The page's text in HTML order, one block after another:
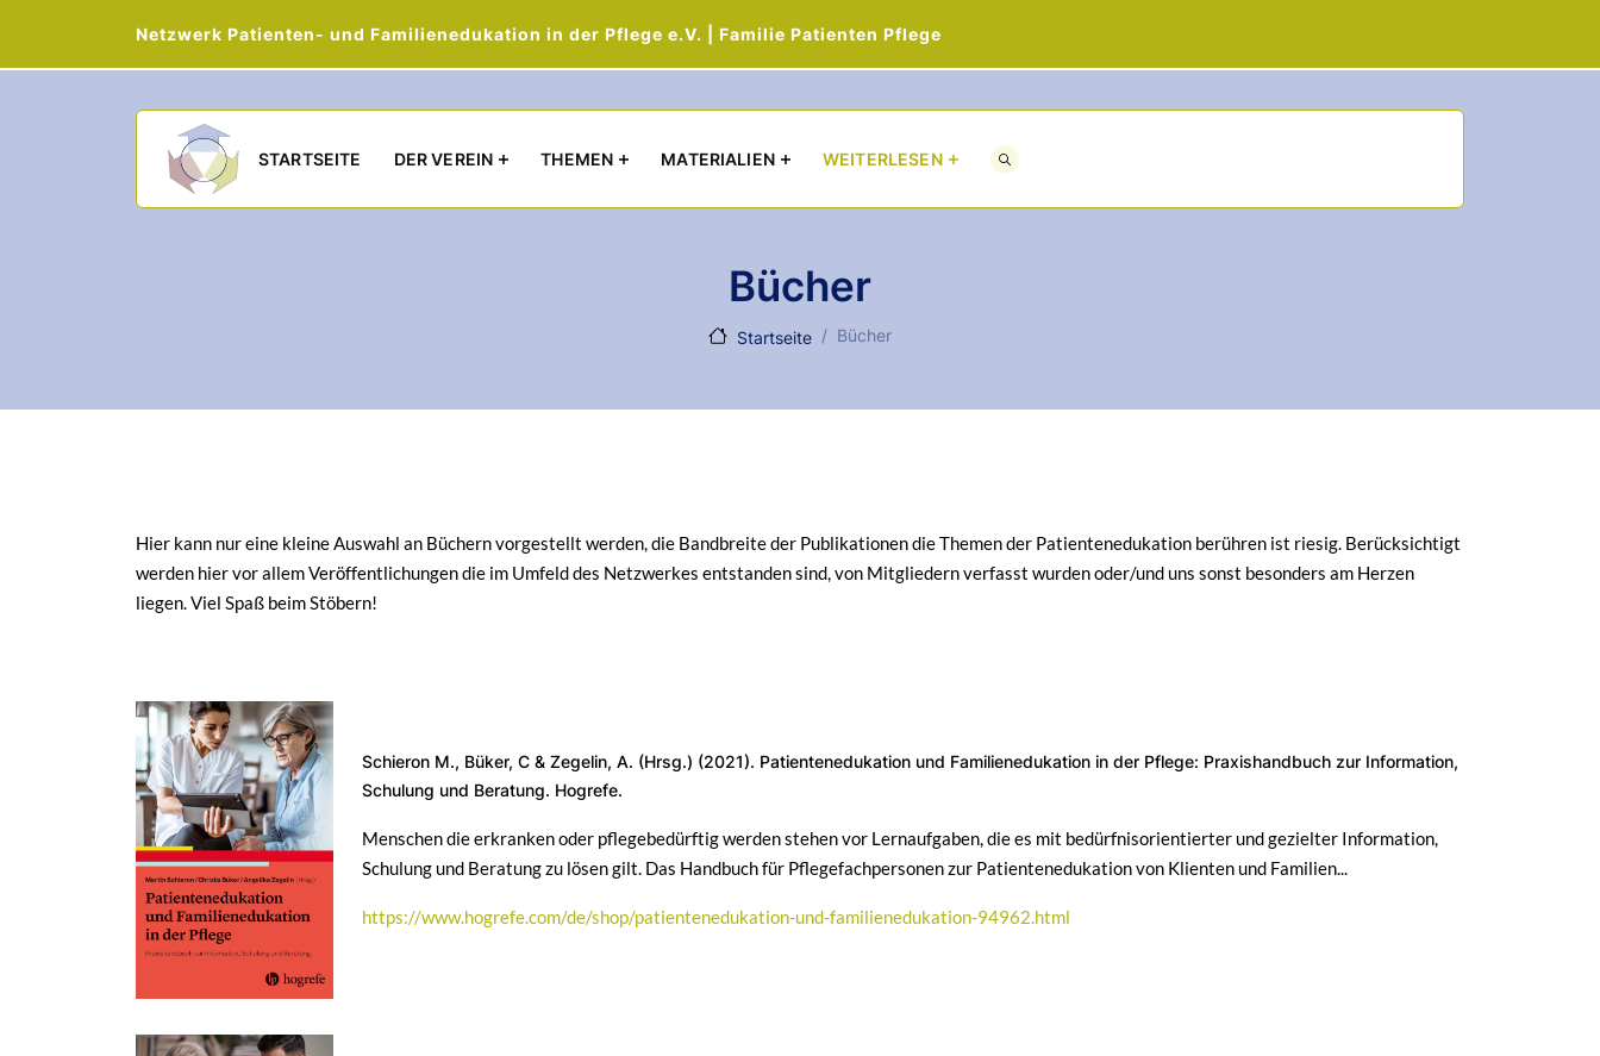
Netzwerk Patienten- und Familienedukation in der Pflege e.V. | Familie Patienten Pflege
STARTSEITE DER VEREIN THEMEN MATERIALIEN WEITERLESEN
Bücher
Startseite Bücher
Hier kann nur eine kleine Auswahl an Büchern vorgestellt werden, die Bandbreite der Publikationen die Themen der Patientenedukation berühren ist riesig. Berücksichtigt
werden hier vor allem Veröffentlichungen die im Umfeld des Netzwerkes entstanden sind, von Mitgliedern verfasst wurden oder/und uns sonst besonders am Herzen
liegen. Viel Spaß beim Stöbern!
Schieron M., Büker, C & Zegelin, A. (Hrsg.) (2021). Patientenedukation und Familienedukation in der Pflege: Praxishandbuch zur Information,
Schulung und Beratung. Hogrefe.
Menschen die erkranken oder pflegebedürftig werden stehen vor Lernaufgaben, die es mit bedürfnisorientierter und gezielter Information,
Schulung und Beratung zu lösen gilt. Das Handbuch für Pflegefachpersonen zur Patientenedukation von Klienten und Familien...
https://www.hogrefe.com/de/shop/patientenedukation-und-familienedukation-94962.html